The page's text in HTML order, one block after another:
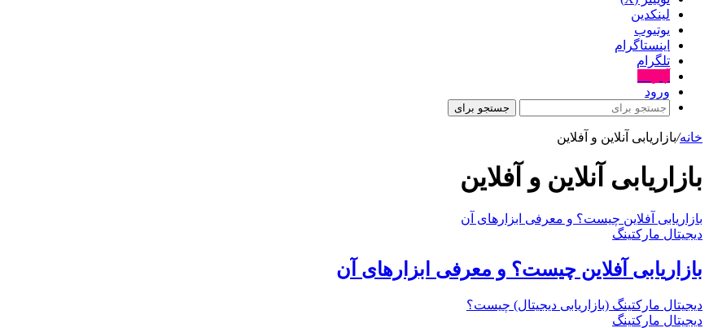
لینکدین
یوتیوب
اینستاگرام
تلگرام
ورود
جستجو برای
خانه/بازاریابی آنلاین و آفلاین
بازاریابی آنلاین و آفلاین
بازاریابی آفلاین چیست؟ و معرفی ابزارهای آن
دیجیتال مارکتینگ
بازاریابی آفلاین چیست؟ و معرفی ابزارهای آن
دیجیتال مارکتینگ (بازاریابی دیجیتال) چیست؟
دیجیتال مارکتینگ